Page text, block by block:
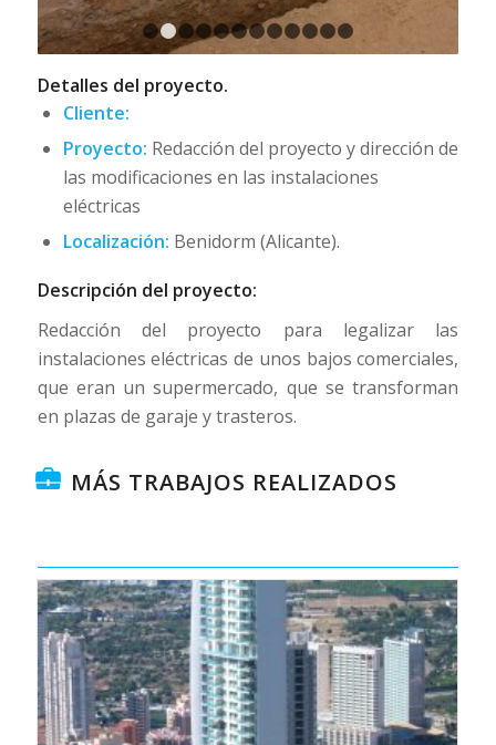
1 2 3 4 5 6 10
Detalles del proyecto.
Cliente:
Proyecto: Redacción del proyecto y dirección de
las modificaciones en las instalaciones
eléctricas
Localización: Benidorm (Alicante).
Descripción del proyecto:
Redacción del proyecto para legalizar las
instalaciones eléctricas de unos bajos comerciales,
que eran un supermercado, que se transforman
en plazas de garaje y trasteros.
MÁS TRABAJOS REALIZADOS